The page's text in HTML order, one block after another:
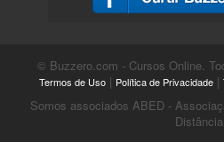
© Buzzero.com - Cursos Online.
Termos de Uso| Política de Privacidade|
Somos associados ABED -
Distância